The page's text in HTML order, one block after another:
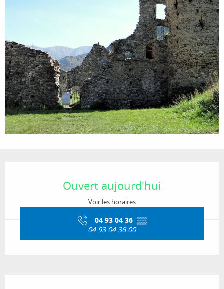
Ouvert aujourd'hui
Voir les horaires
04 93 04 36 ▒▒
04 93 04 36 00